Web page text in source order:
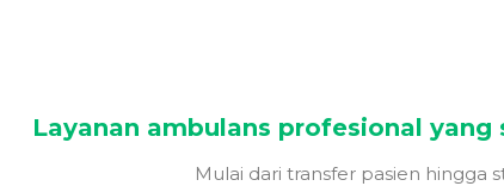
Layanan ambulans profesional
Mulai dari transfer pasien hingga